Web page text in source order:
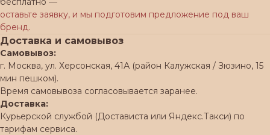
оставьте заявку, и мы подготовим предложение под ваш
бренд.
Доставка и самовывоз
Самовывоз:
г. Москва, ул. Херсонская, 41А (район Калужская / Зюзино, 15
мин пешком).
Время самовывоза согласовывается заранее.
Доставка:
Курьерской службой (Достависта или Яндекс.Такси) по
тарифам сервиса.